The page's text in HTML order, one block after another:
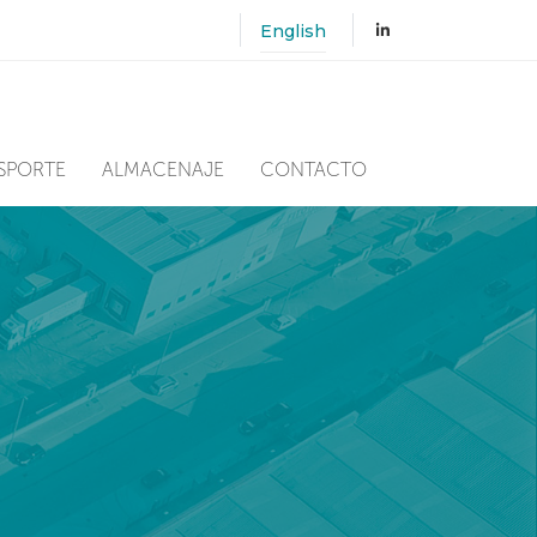
English
ALMACENAJE CONTACTO